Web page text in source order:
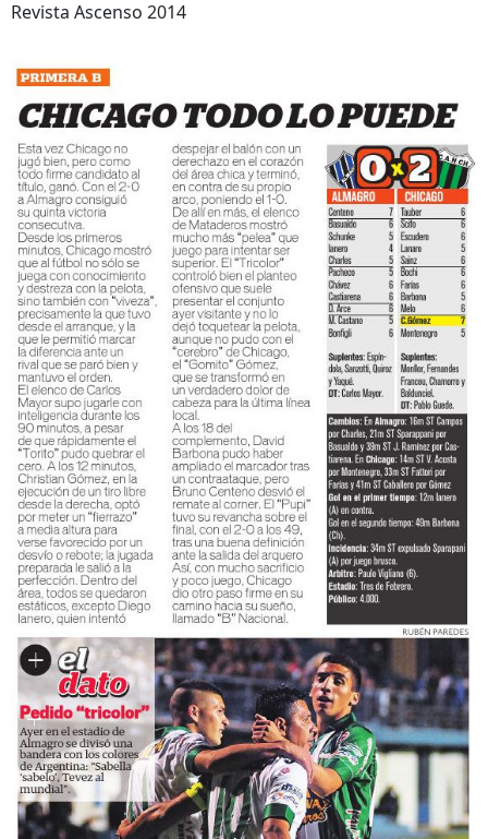
Revista Ascenso 2014